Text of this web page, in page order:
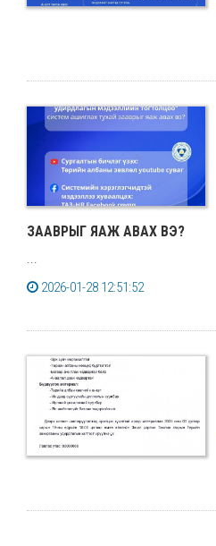
ЗААВРЫГ ЯАЖ АВАХ ВЭ?
...
2026-01-28 12:51:52